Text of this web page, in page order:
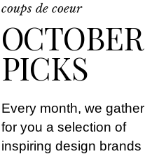
coups de coeur
OCTOBER
PICKS
Every month, we gather
for you a selection of
inspiring design brands